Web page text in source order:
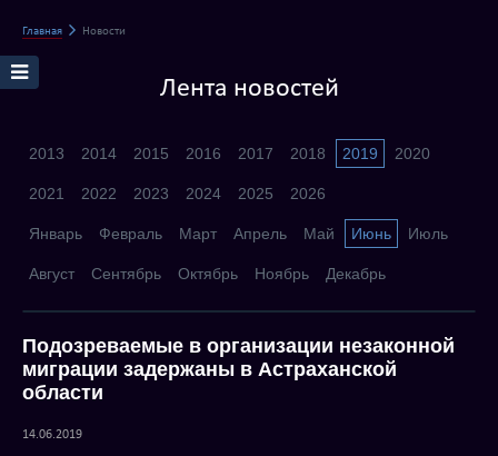
Главная Новости
Лента новостей
2013 2014 2015 2016 2017 2018 2019 2020
2021 2022 2023 2024 2025 2026
Январь Февраль Март Апрель Май Июнь Июль
Август Сентябрь Октябрь Ноябрь Декабрь
Подозреваемые в организации незаконной
миграции задержаны в Астраханской
области
14.06.2019